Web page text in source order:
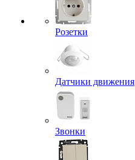
Розетки
Датчики движения
Звонки